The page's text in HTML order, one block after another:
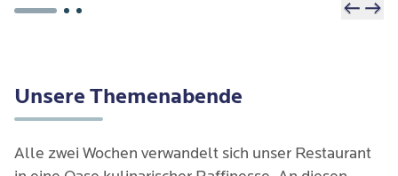
Unsere Themenabende
Alle zwei Wochen verwandelt sich unser Restaurant